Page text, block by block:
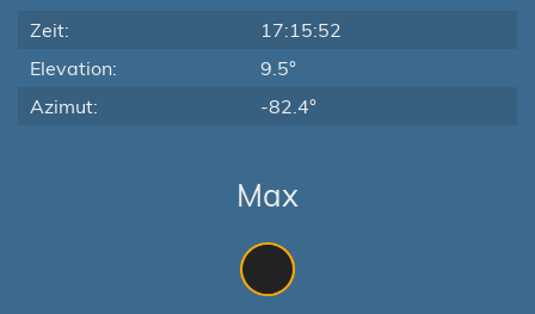
Zeit:
17:15:52
Elevation:
9.5°
Azimut:
-82.4°
Max